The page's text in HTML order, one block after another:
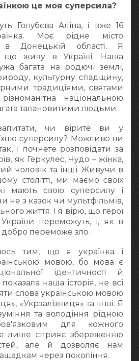
це моя суперсила?
Голубєва Аліна, і вже 16
Моє рідне місто
в Донецькій області. Я
живу в Україні. Наша
багата на родючі землі,
культурну спадщину,
традиціями, святами
національною
талановитими людьми.
чи вірите ви у
суперсилу? Можливо ви
і почнете розповідати за
як Геркулес, Чудо – жінка,
чоловік та інші. Живучи в
столітті, ми маємо своїх
мають свою суперсилу і
не з казок чи мультфільмів,
життя. І я вірю, що герої
переможуть, і, як в
добро переможе зло.
тим, що я українка і
мовою, бо мова є
ідентичності й
наша історія, не всі
слова українською мовою
«Укрзалізниця» та інші. Я
та володіння рідною
для кожного
лише сприяє збереженню
але й дозволяє нам
через покоління.